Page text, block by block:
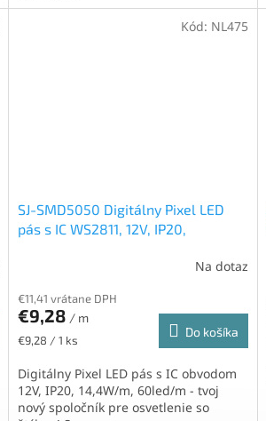
SJ-SMD5050 Digitálny Pixel LED
pás s IC WS2811, 12V, IP20,
Na dotaz
€11,41 vrátane DPH
€9,28 / m
Jednotková
€9,28 / 1 ks
Do košíka
Digitálny Pixel LED pás s IC obvodom
12V, IP20, 14,4W/m, 60led/m - tvoj
nový spoločník pre osvetlenie so
Kód: NL475